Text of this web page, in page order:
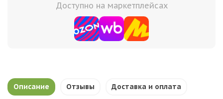
Доступно на маркетплейсах
Описание Отзывы Доставка и оплата